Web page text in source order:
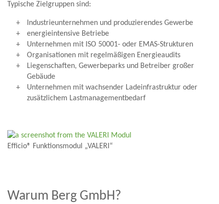
Typische Zielgruppen sind:
Industrieunternehmen und produzierendes Gewerbe
energieintensive Betriebe
Unternehmen mit ISO 50001- oder EMAS-Strukturen
Organisationen mit regelmäßigen Energieaudits
Liegenschaften, Gewerbeparks und Betreiber großer
Gebäude
Unternehmen mit wachsender Ladeinfrastruktur oder
zusätzlichem Lastmanagementbedarf
Efficio® Funktionsmodul „VALERI“
Warum Berg GmbH?